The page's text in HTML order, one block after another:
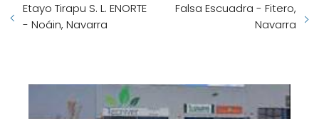
Etayo Tirapu S. L. ENORTE
- Noáin, Navarra
Falsa Escuadra - Fitero,
Navarra